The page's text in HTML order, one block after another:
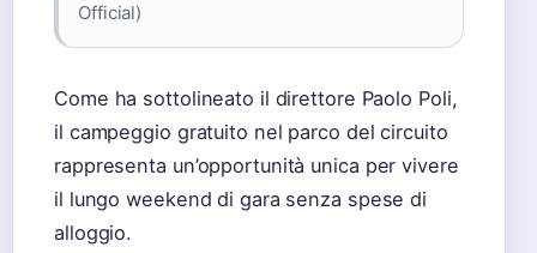
Official)
Come ha sottolineato il direttore Paolo Poli,
il campeggio gratuito nel parco del circuito
rappresenta un’opportunità unica per vivere
il lungo weekend di gara senza spese di
alloggio.